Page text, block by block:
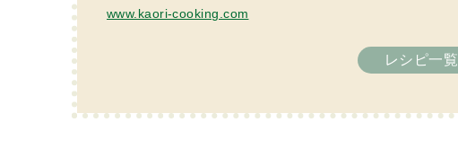
www.kaori-cooking.com
レシピ一覧